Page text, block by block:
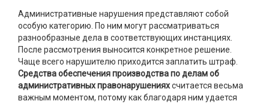
Административные нарушения представляют собой
особую категорию. По ним могут рассматриваться
разнообразные дела в соответствующих инстанциях.
После рассмотрения выносится конкретное решение.
Чаще всего нарушителю приходится заплатить штраф.
Средства обеспечения производства по делам об
административных правонарушенияхсчитается весьма
важным моментом, потому как благодаря ним удается